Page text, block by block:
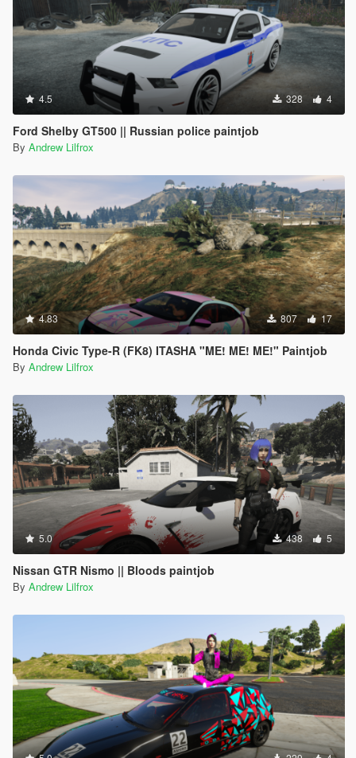
4.5 328 4
Ford Shelby GT500 || Russian police paintjob
By Andrew Lilfrox
4.83 807 17
Honda Civic Type-R (FK8) ITASHA "ME! ME! ME!" Paintjob
By Andrew Lilfrox
5.0 438 5
Nissan GTR Nismo || Bloods paintjob
By Andrew Lilfrox